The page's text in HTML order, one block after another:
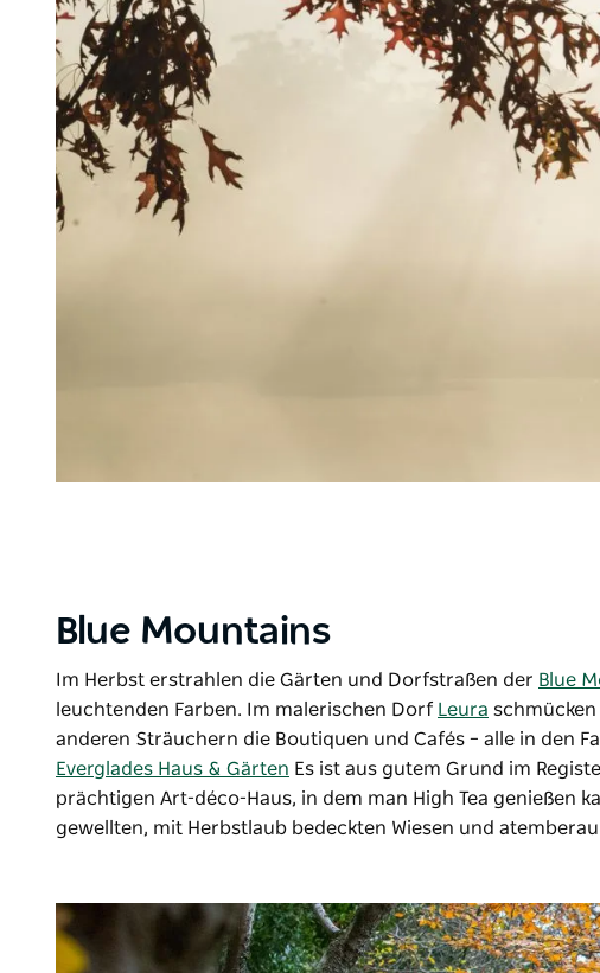
Blue Mountains
Im Herbst erstrahlen die Gärten und Dorfstraßen der Blue
leuchtenden Farben. Im malerischen Dorf Leura
anderen Sträuchern die Boutiquen und Cafés – alle in den
Everglades Haus & Gärten Es ist aus gutem Grund im
prächtigen Art-déco-Haus, in dem man High Tea genießen
gewellten, mit Herbstlaub bedeckten Wiesen und